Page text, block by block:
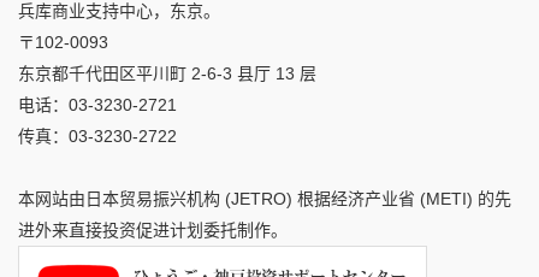
兵库商业支持中心，东京。
〒102-0093
东京都千代田区平川町 2-6-3 县厅 13 层
电话：03-3230-2721
传真：03-3230-2722
本网站由日本贸易振兴机构 (JETRO) 根据经济产业省 (METI) 的先
进外来直接投资促进计划委托制作。